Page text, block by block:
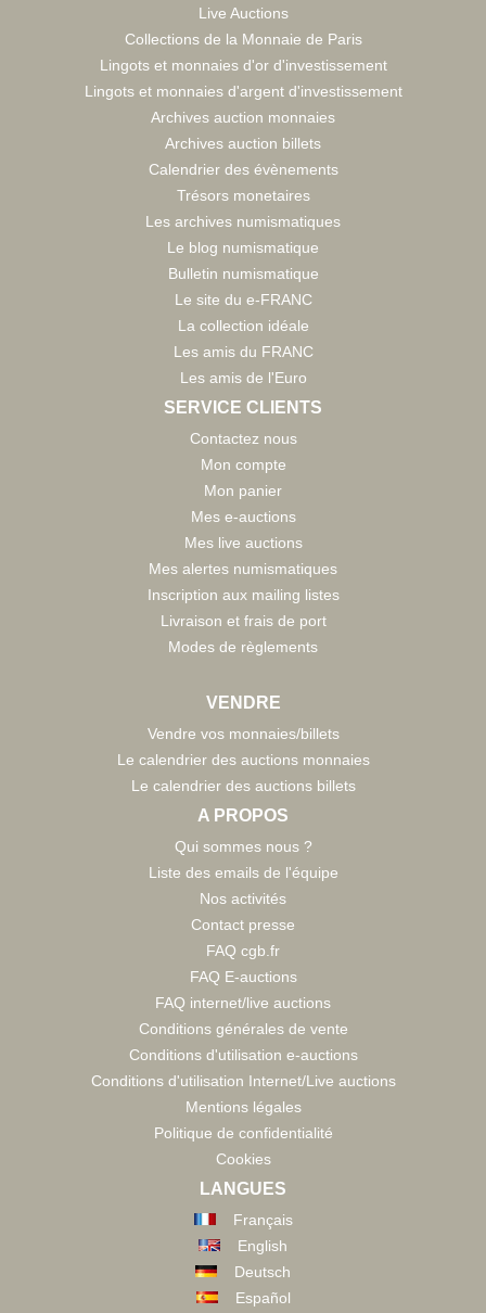
Live Auctions
Collections de la Monnaie de Paris
Lingots et monnaies d'or d'investissement
Lingots et monnaies d'argent d'investissement
Archives auction monnaies
Archives auction billets
Calendrier des évènements
Trésors monetaires
Les archives numismatiques
Le blog numismatique
Bulletin numismatique
Le site du e-FRANC
La collection idéale
Les amis du FRANC
Les amis de l'Euro
SERVICE CLIENTS
Contactez nous
Mon compte
Mon panier
Mes e-auctions
Mes live auctions
Mes alertes numismatiques
Inscription aux mailing listes
Livraison et frais de port
Modes de règlements
VENDRE
Vendre vos monnaies/billets
Le calendrier des auctions monnaies
Le calendrier des auctions billets
A PROPOS
Qui sommes nous ?
Liste des emails de l'équipe
Nos activités
Contact presse
FAQ cgb.fr
FAQ E-auctions
FAQ internet/live auctions
Conditions générales de vente
Conditions d'utilisation e-auctions
Conditions d'utilisation Internet/Live auctions
Mentions légales
Politique de confidentialité
Cookies
LANGUES
Français
English
Deutsch
Español